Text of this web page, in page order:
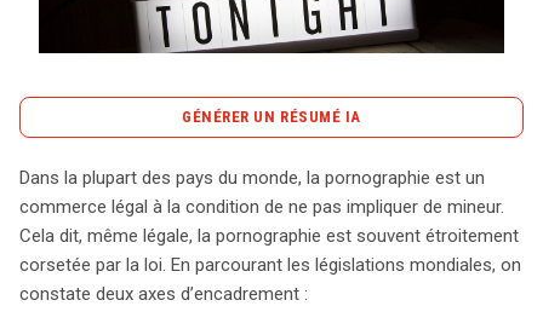
Rechercher
CONTACT
GÉNÉRER UN RÉSUMÉ IA
La pornographie, bien que légale dans de nombreux
pays, est soumise à des réglementations strictes visant
à protéger les mineurs. Deux axes principaux encadrent
cette législation : d’une part, des interdits sur certaines
Dans la plupart des pays du monde, la pornographie est un
commerce légal à la condition de ne pas impliquer de mineur.
Cela dit, même légale, la pornographie est souvent étroitement
corsetée par la loi. En parcourant les législations mondiales, on
constate deux axes d’encadrement :